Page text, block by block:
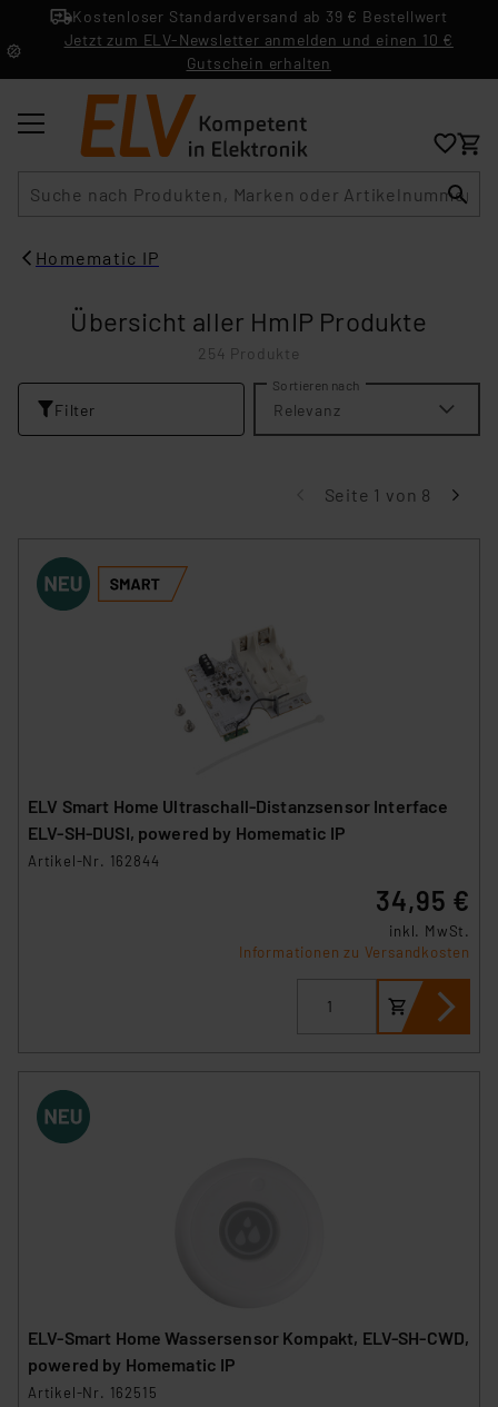
Kostenloser Standardversand ab 39 € Bestellwert
Jetzt zum ELV-Newsletter anmelden und einen 10 €
Gutschein erhalten
Homematic IP
Übersicht aller HmIP Produkte
254 Produkte
Filter
Sortieren nach
Relevanz
Seite 1 von 8
ELV Smart Home Ultraschall-Distanzsensor Interface
ELV-SH-DUSI, powered by Homematic IP
Artikel-Nr. 162844
34,95 €
inkl. MwSt.
Informationen zu Versandkosten
ELV-Smart Home Wassersensor Kompakt, ELV-SH-CWD,
powered by Homematic IP
Artikel-Nr. 162515